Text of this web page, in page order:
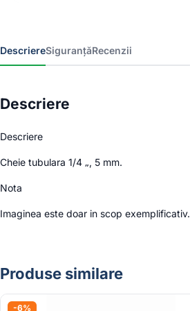
DescriereSiguranțăRecenzii
Descriere
Descriere
Cheie tubulara 1/4 „, 5 mm.
Nota
Imaginea este doar in scop exemplificativ.
Produse similare
-6%